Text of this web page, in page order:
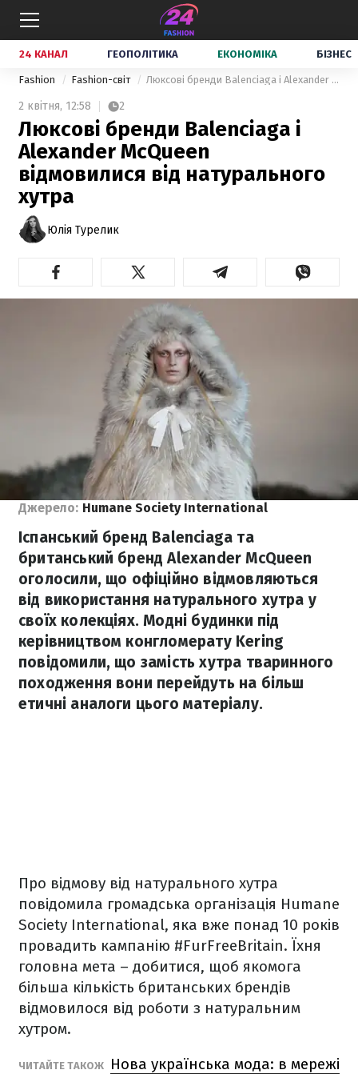
24 КАНАЛ ГЕОПОЛІТИКА ЕКОНОМІКА БІЗНЕС
Fashion Fashion-світ Люксові бренди Balenciaga і Alexander McQueen відмовилися від натурального хутра
2 квітня, 12:58 2
Люксові бренди Balenciaga і
Alexander McQueen
відмовилися від натурального
хутра
Юлія Турелик
Джерело: Humane Society International
Іспанський бренд Balenciaga та
британський бренд Alexander McQueen
оголосили, що офіційно відмовляються
від використання натурального хутра у
своїх колекціях. Модні будинки під
керівництвом конгломерату Kering
повідомили, що замість хутра тваринного
походження вони перейдуть на більш
етичні аналоги цього матеріалу.
Про відмову від натурального хутра
повідомила громадська організація Humane
Society International, яка вже понад 10 років
провадить кампанію #FurFreeBritain. Їхня
головна мета – добитися, щоб якомога
більша кількість британських брендів
відмовилося від роботи з натуральним
хутром.
ЧИТАЙТЕ ТАКОЖ
Нова українська мода: в мережі